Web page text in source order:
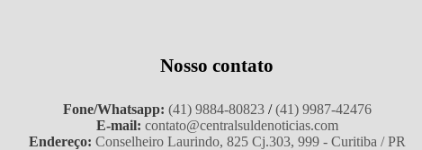
Nosso contato
Fone/Whatsapp: (41) 9884-80823/(41) 9987-42476
E-mail: contato@centralsuldenoticias.com
Endereço: Conselheiro Laurindo, 825 Cj.303, 999 - Curitiba / PR